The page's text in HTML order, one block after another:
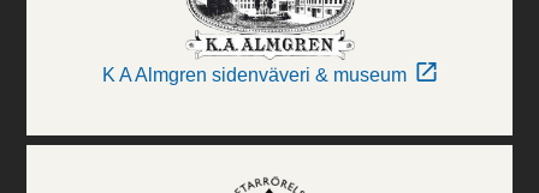
K A Almgren sidenväveri & museum